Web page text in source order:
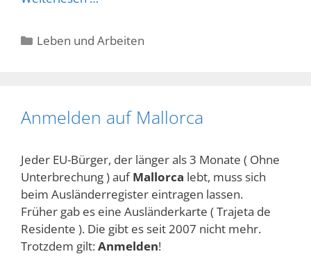
Kategorien
Leben und Arbeiten
Anmelden auf Mallorca
Jeder EU-Bürger, der länger als 3 Monate ( Ohne
Unterbrechung ) aufMallorca lebt, muss sich
beim Ausländerregister eintragen lassen.
Früher gab es eine Ausländerkarte ( Trajeta de
Residente ). Die gibt es seit 2007 nicht mehr.
Trotzdem gilt:Anmelden!